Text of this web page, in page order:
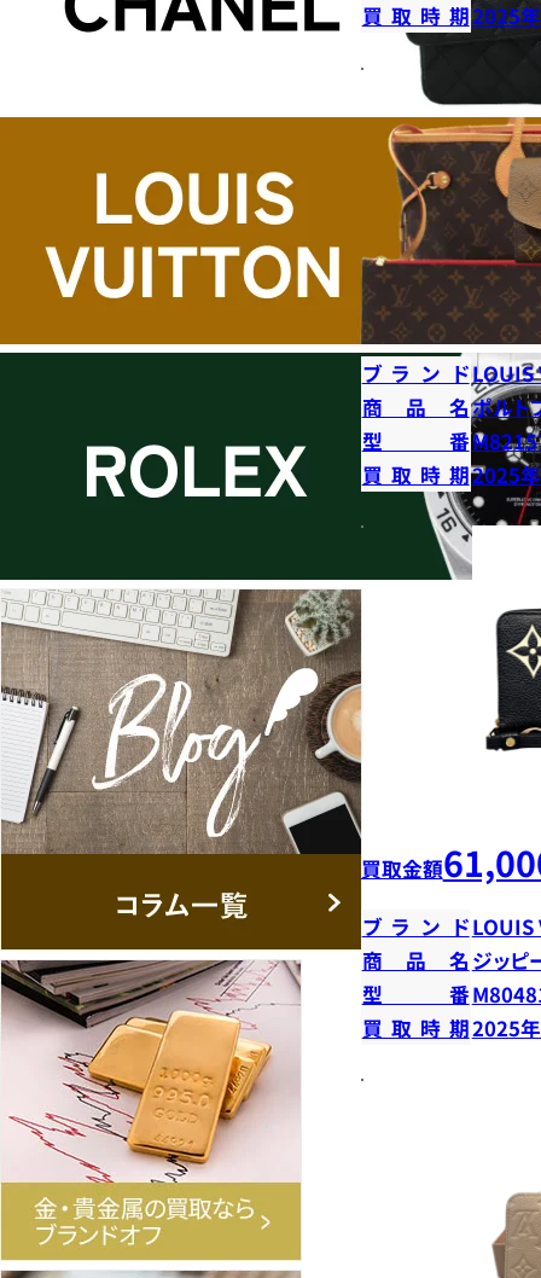
買取時期2025
ブランドLOUIS
商品名ポルト
型番
買取時期2025
買取金額
ブランドLOUIS
商品名 ジッピ
型番
買取時期2025